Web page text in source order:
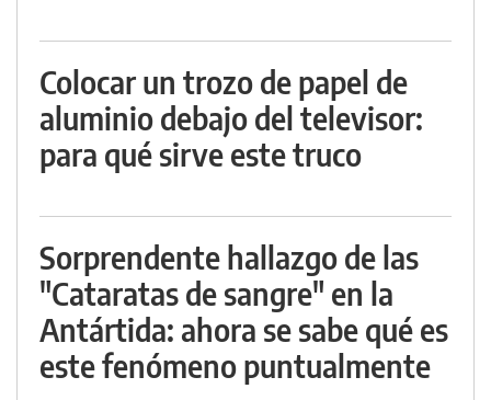
Colocar un trozo de papel de
aluminio debajo del televisor:
para qué sirve este truco
Sorprendente hallazgo de las
"Cataratas de sangre" en la
Antártida: ahora se sabe qué es
este fenómeno puntualmente